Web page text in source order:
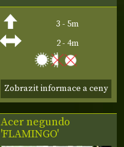
3 - 5m
2 - 4m
Zobrazit informace a ceny
Acer negundo
'FLAMINGO'